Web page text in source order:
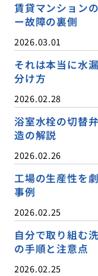
賃貸マンション
ー故障の裏側
2026.03.01
それは本当に水
分け方
2026.02.28
浴室水栓の切替
造の解説
2026.02.26
工場の生産性を
事例
2026.02.25
自分で取り組む
の手順と注意点
2026.02.25